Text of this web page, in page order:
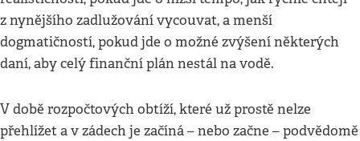
z nynějšího zadlužování vycouvat, a menší
dogmatičností, pokud jde o možné zvýšení některých
daní, aby celý finanční plán nestál na vodě.
V době rozpočtových obtíží, které už prostě nelze
přehlížet a v zádech je začíná – nebo začne – podvědomě